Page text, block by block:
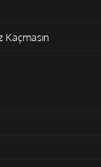
Kaçmasın